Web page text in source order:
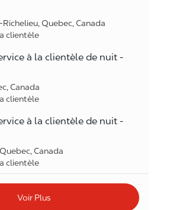
Quebec, Canada
clientèle
à la clientèle de nuit -
Canada
clientèle
à la clientèle de nuit -
Canada
clientèle
Voir Plus